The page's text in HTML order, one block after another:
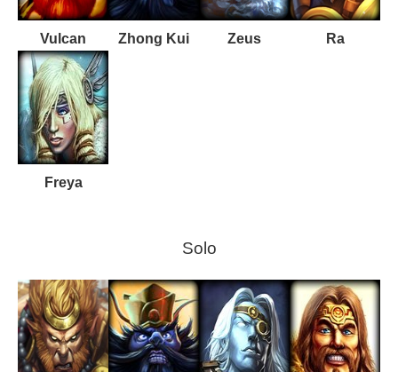
Vulcan Zhong Kui Zeus Ra
Freya
Solo